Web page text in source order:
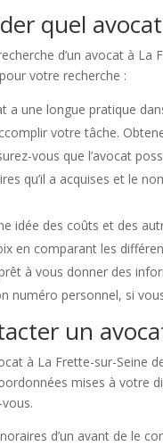
quel
d’un avocat à
votre recherche :
a une longue pratique
votre tâche.
vous que l’avocat
qu’il a acquises et le
idée des coûts et des
en comparant les
à vous donner des
numéro personnel, si
un
à La Frette-sur-Seine
mises à votre
d’un avant de le